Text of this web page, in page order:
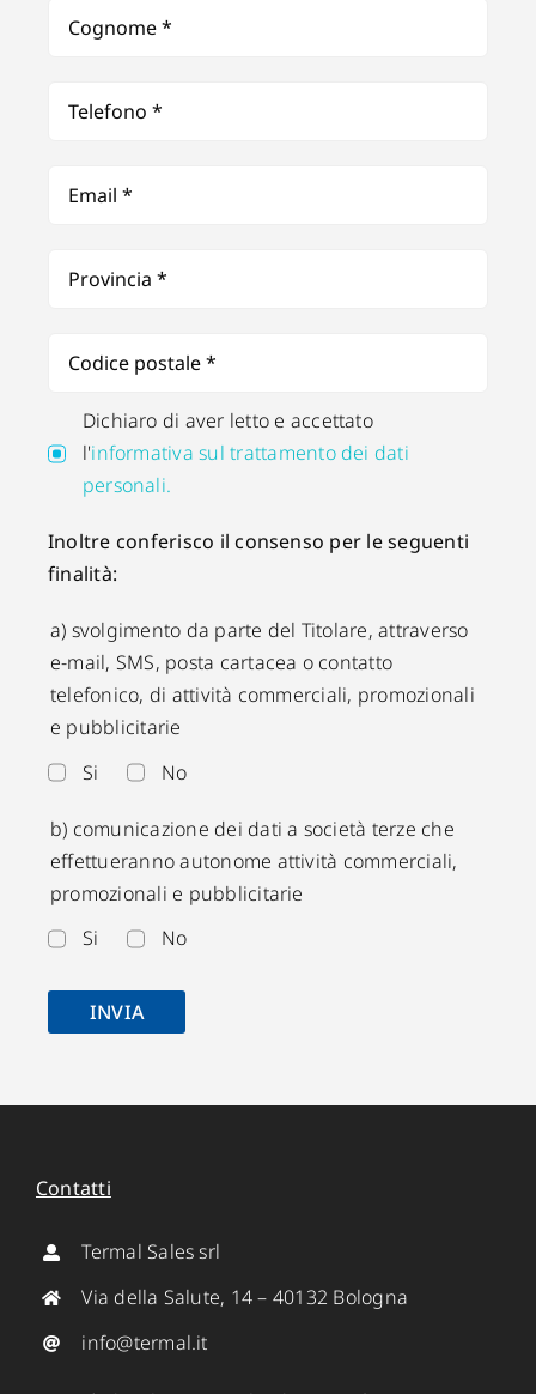
Dichiaro di aver letto e accettato
l'informativa sul trattamento dei dati
personali.
Inoltre conferisco il consenso per le seguenti
finalità:
a) svolgimento da parte del Titolare, attraverso
e-mail, SMS, posta cartacea o contatto
telefonico, di attività commerciali, promozionali
e pubblicitarie
Si
No
b) comunicazione dei dati a società terze che
effettueranno autonome attività commerciali,
promozionali e pubblicitarie
Si
No
INVIA
Contatti
Termal Sales srl
Via della Salute, 14 – 40132 Bologna
info@termal.it